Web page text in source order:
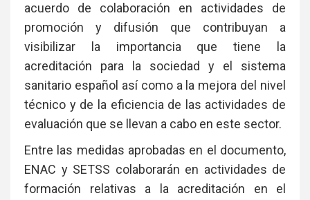
acuerdo de colaboración en actividades de
promoción y difusión que contribuyan a
visibilizar la importancia que tiene la
acreditación para la sociedad y el sistema
sanitario español así como a la mejora del nivel
técnico y de la eficiencia de las actividades de
evaluación que se llevan a cabo en este sector.
Entre las medidas aprobadas en el documento,
ENAC y SETSS colaborarán en actividades de
formación relativas a la acreditación en el